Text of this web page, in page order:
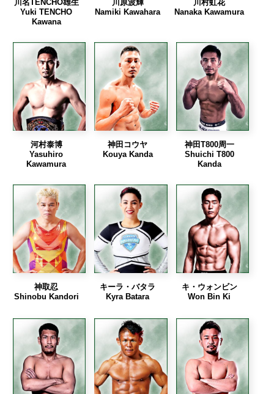
川名TENCHO雄生
Yuki TENCHO
Kawana
川原波輝
Namiki Kawahara
川村虹花
Nanaka Kawamura
河村泰博
Yasuhiro
Kawamura
神田コウヤ
Kouya Kanda
神田T800周一
Shuichi T800
Kanda
神取忍
Shinobu Kandori
キーラ・バタラ
Kyra Batara
キ・ウォンビン
Won Bin Ki